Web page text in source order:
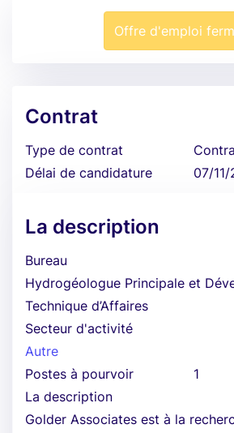
Offre d'emploi
Contrat
Type de contrat
Délai de candidature
07/11/
La description
Bureau
Hydrogéologue Principale et
Technique d’Affaires
Secteur d'activité
Autre
Postes à pourvoir
1
La description
Golder Associates est à la